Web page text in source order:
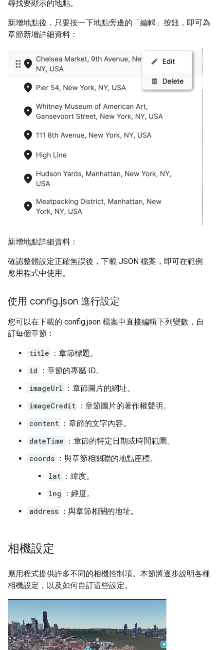
尋找要顯示的地點。
新增地點後，只要按一下地點旁邊的「編輯」 按鈕，即可為
章節新增詳細資料：
新增地點詳細資料：
確認整體設定正確無誤後，下載 JSON 檔案，即可在範例
應用程式中使用。
使用 config.json 進行設定
您可以在下載的 config.json 檔案中直接編輯下列變數，自
訂每個章節：
title
：章節標題。
id
：章節的專屬 ID。
imageUrl
：章節圖片的網址。
imageCredit ：章節圖片的著作權聲明。
content ：章節的文字內容。
dateTime
：章節的特定日期或時間範圍。
coords ：與章節相關聯的地點座標。
lat ：緯度。
lng
：經度。
address ：與章節相關的地址。
相機設定
應用程式提供許多不同的相機控制項。本節將逐步說明各種
相機設定，以及如何自訂這些設定。